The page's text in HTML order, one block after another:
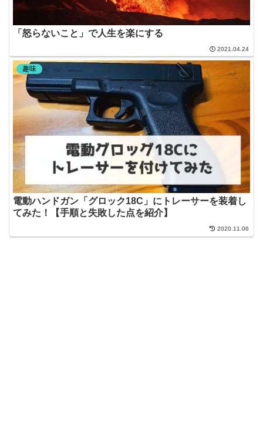
「怒らないこと」で人生を楽にする
2021.04.24
趣味
電動ハンドガン「グロック18C」にトレーサーを装着し
てみた！【手順と失敗した点を紹介】
2020.11.06